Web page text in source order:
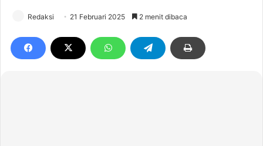
Redaksi 21 Februari 2025 2 menit dibaca